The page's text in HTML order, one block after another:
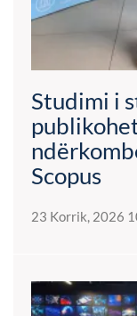
Studimi i
Scopus
23 Korrik, 2026